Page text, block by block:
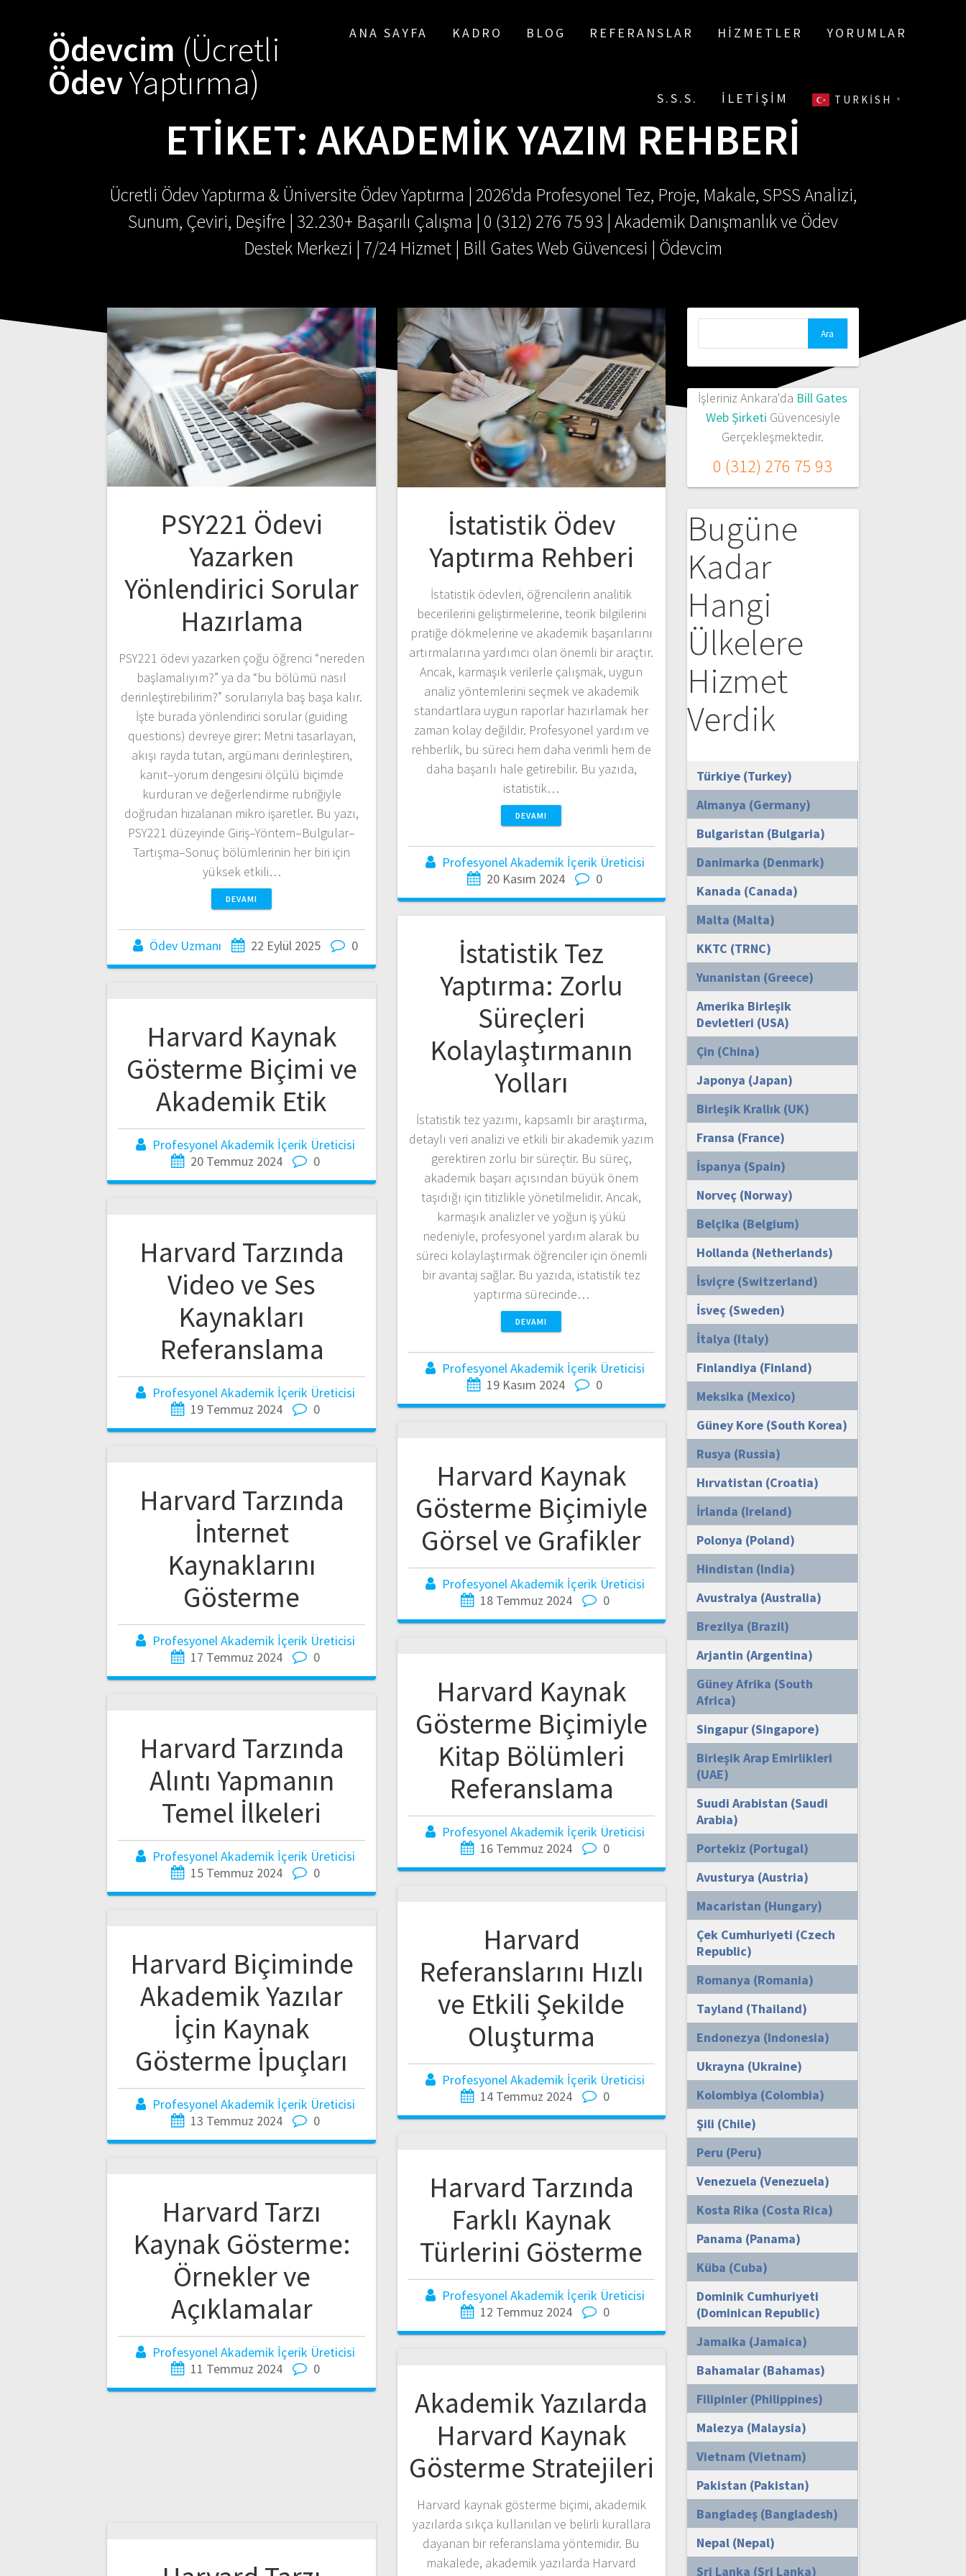
Ödevcim (Ücretli
ÖdevYaptırma)
ANA SAYFA KADRO BLOG REFERANSLAR HIZMETLER YORUMLAR
S.S.S. İLETIŞIM TURKISH ▼
ETIKET: AKADEMIK YAZIM REHBERI
Ücretli Ödev Yaptırma & Üniversite Ödev Yaptırma | 2026'da Profesyonel Tez, Proje, Makale, SPSS Analizi,
Sunum, Çeviri, Deşifre | 32.230+ Başarılı Çalışma | 0 (312) 276 75 93 | Akademik Danışmanlık ve Ödev
Destek Merkezi | 7/24 Hizmet | Bill Gates Web Güvencesi | Ödevcim
PSY221 Ödevi
Yazarken
Yönlendirici Sorular
Hazırlama
PSY221 ödevi yazarken çoğu öğrenci “nereden
başlamalıyım?” ya da “bu bölümü nasıl
derinleştirebilirim?” sorularıyla baş başa kalır.
İşte burada yönlendirici sorular (guiding
questions) devreye girer: Metni tasarlayan,
akışı rayda tutan, argümanı derinleştiren,
kanıt–yorum dengesini ölçülü biçimde
kurduran ve değerlendirme rubriğiyle
doğrudan hizalanan mikro işaretler. Bu yazı,
PSY221 düzeyinde Giriş–Yöntem–Bulgular–
Tartışma–Sonuç bölümlerinin her biri için
yüksek etkili…
DEVAMI
Ödev Uzmanı 22 Eylül 2025 0
İstatistik Ödev
Yaptırma Rehberi
İstatistik ödevleri, öğrencilerin analitik
becerilerini geliştirmelerine, teorik bilgilerini
pratiğe dökmelerine ve akademik başarılarını
artırmalarına yardımcı olan önemli bir araçtır.
Ancak, karmaşık verilerle çalışmak, uygun
analiz yöntemlerini seçmek ve akademik
standartlara uygun raporlar hazırlamak her
zaman kolay değildir. Profesyonel yardım ve
rehberlik, bu süreci hem daha verimli hem de
daha başarılı hale getirebilir. Bu yazıda,
istatistik…
DEVAMI
Profesyonel Akademik İçerik Üreticisi
20 Kasım 2024
0
İstatistik Tez
Yaptırma: Zorlu
Süreçleri
Kolaylaştırmanın
Yolları
İstatistik tez yazımı, kapsamlı bir araştırma,
detaylı veri analizi ve etkili bir akademik yazım
gerektiren zorlu bir süreçtir. Bu süreç,
akademik başarı açısından büyük önem
taşıdığı için titizlikle yönetilmelidir. Ancak,
karmaşık analizler ve yoğun iş yükü
nedeniyle, profesyonel yardım alarak bu
süreci kolaylaştırmak öğrenciler için önemli
bir avantaj sağlar. Bu yazıda, istatistik tez
yaptırma sürecinde…
DEVAMI
Profesyonel Akademik İçerik Üreticisi
19 Kasım 2024
0
Harvard Kaynak
Gösterme Biçimi ve
Akademik Etik
Profesyonel Akademik İçerik Üreticisi
20 Temmuz 2024
0
Harvard Tarzında
Video ve Ses
Kaynakları
Referanslama
Profesyonel Akademik İçerik Üreticisi
19 Temmuz 2024
0
Harvard Kaynak
Gösterme Biçimiyle
Görsel ve Grafikler
Profesyonel Akademik İçerik Üreticisi
18 Temmuz 2024
0
Harvard Tarzında
İnternet
Kaynaklarını
Gösterme
Profesyonel Akademik İçerik Üreticisi
17 Temmuz 2024
0
Harvard Kaynak
Gösterme Biçimiyle
Kitap Bölümleri
Referanslama
Profesyonel Akademik İçerik Üreticisi
16 Temmuz 2024
0
Harvard Tarzında
Alıntı Yapmanın
Temel İlkeleri
Profesyonel Akademik İçerik Üreticisi
15 Temmuz 2024
0
Harvard
Referanslarını Hızlı
ve Etkili Şekilde
Oluşturma
Profesyonel Akademik İçerik Üreticisi
14 Temmuz 2024
0
Harvard Biçiminde
Akademik Yazılar
İçin Kaynak
Gösterme İpuçları
Profesyonel Akademik İçerik Üreticisi
13 Temmuz 2024
0
Harvard Tarzında
Farklı Kaynak
Türlerini Gösterme
Profesyonel Akademik İçerik Üreticisi
12 Temmuz 2024
0
Harvard Tarzı
Kaynak Gösterme:
Örnekler ve
Açıklamalar
Profesyonel Akademik İçerik Üreticisi
11 Temmuz 2024
0
Akademik Yazılarda
Harvard Kaynak
Gösterme Stratejileri
Harvard kaynak gösterme biçimi, akademik
yazılarda sıkça kullanılan ve belirli kurallara
dayanan bir referanslama yöntemidir. Bu
makalede, akademik yazılarda Harvard
İşleriniz Ankara'da Bill Gates
Web Şirketi Güvencesiyle
Gerçekleşmektedir.
0 (312) 276 75 93
Bugüne
Kadar
Hangi
Ülkelere
Hizmet
Verdik
Türkiye (Turkey)
Almanya (Germany)
Bulgaristan (Bulgaria)
Danimarka (Denmark)
Kanada (Canada)
Malta (Malta)
KKTC (TRNC)
Yunanistan (Greece)
Amerika Birleşik
Devletleri (USA)
Çin (China)
Japonya (Japan)
Birleşik Krallık (UK)
Fransa (France)
İspanya (Spain)
Norveç (Norway)
Belçika (Belgium)
Hollanda (Netherlands)
İsviçre (Switzerland)
İsveç (Sweden)
İtalya (Italy)
Finlandiya (Finland)
Meksika (Mexico)
Güney Kore (South Korea)
Rusya (Russia)
Hırvatistan (Croatia)
İrlanda (Ireland)
Polonya (Poland)
Hindistan (India)
Avustralya (Australia)
Brezilya (Brazil)
Arjantin (Argentina)
Güney Afrika (South
Africa)
Singapur (Singapore)
Birleşik Arap Emirlikleri
(UAE)
Suudi Arabistan (Saudi
Arabia)
Portekiz (Portugal)
Avusturya (Austria)
Macaristan (Hungary)
Çek Cumhuriyeti (Czech
Republic)
Romanya (Romania)
Tayland (Thailand)
Endonezya (Indonesia)
Ukrayna (Ukraine)
Kolombiya (Colombia)
Şili (Chile)
Peru (Peru)
Venezuela (Venezuela)
Kosta Rika (Costa Rica)
Panama (Panama)
Küba (Cuba)
Dominik Cumhuriyeti
(Dominican Republic)
Jamaika (Jamaica)
Bahamalar (Bahamas)
Filipinler (Philippines)
Malezya (Malaysia)
Vietnam (Vietnam)
Pakistan (Pakistan)
Bangladeş (Bangladesh)
Nepal (Nepal)
Sri Lanka (Sri Lanka)